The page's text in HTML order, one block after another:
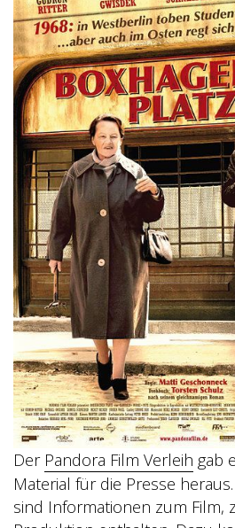
Claussen Putz
Der Pandora Film Verleih gab
Material für die Presse
sind Informationen zum Film,